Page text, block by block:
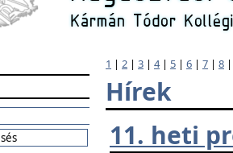
1 | 2 | 3 | 4| 5 | 6 | 7 | 8
Hírek
11. heti